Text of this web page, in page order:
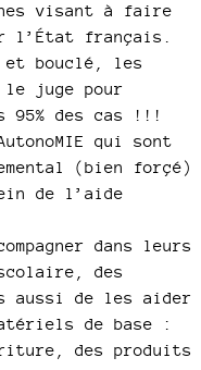
visant à faire
l’État français.
et bouclé, les
le juge pour
95% des cas !!!
qui sont
(bien forçé)
de l’aide
dans leurs
des
aussi de les aider
de base :
des produits